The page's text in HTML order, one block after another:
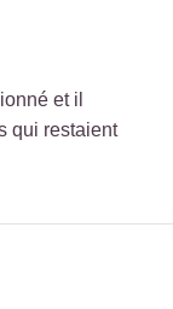
et il
qui restaient